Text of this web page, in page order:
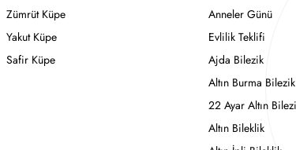
Zümrüt Küpe
Yakut Küpe
Safir Küpe
Anneler Günü
Evlilik Teklifi
Ajda Bilezik
Altın Burma Bilezik
22 Ayar Altın
Altın Bileklik